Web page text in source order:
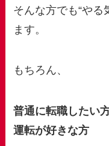
そんな方でも“やる
ます。
もちろん、
普通に転職したい
運転が好きな方